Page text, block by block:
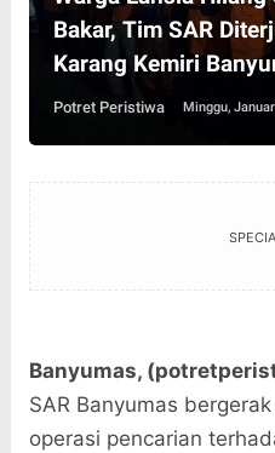
Bakar, Tim SAR
Karang Kemiri
Potret Peristiwa Minggu,
Banyumas,
SAR Banyumas
operasi pencarian